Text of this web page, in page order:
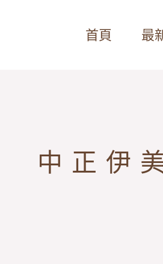
首頁 最
中正伊